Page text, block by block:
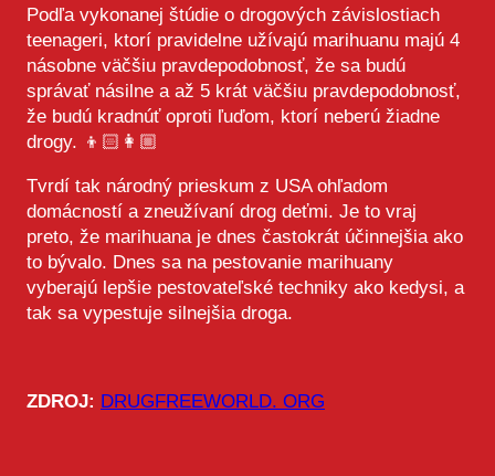
Podľa vykonanej štúdie o drogových závislostiach
teenageri, ktorí pravidelne užívajú marihuanu majú 4
násobne väčšiu pravdepodobnosť, že sa budú
správať násilne a až 5 krát väčšiu pravdepodobnosť,
že budú kradnúť oproti ľuďom, ktorí neberú žiadne
drogy. 👦🏻👩🏼
Tvrdí tak národný prieskum z USA ohľadom
domácností a zneužívaní drog deťmi. Je to vraj
preto, že marihuana je dnes častokrát účinnejšia ako
to bývalo. Dnes sa na pestovanie marihuany
vyberajú lepšie pestovateľské techniky ako kedysi, a
tak sa vypestuje silnejšia droga.
ZDROJ: DRUGFREEWORLD. ORG